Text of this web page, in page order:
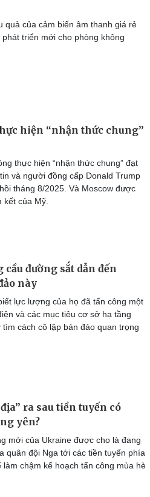
quả của cảm biến âm thanh giá rẻ
triển mới cho phòng không
hiện “nhận thức chung”
thực hiện “nhận thức chung” đạt
và người đồng cấp Donald Trump
tháng 8/2025. Và Moscow được
của Mỹ.
đường sắt dẫn đến
này
lực lượng của họ đã tấn công một
và các mục tiêu cơ sở hạ tầng
cách cô lập bán đảo quan trọng
ra sau tiền tuyến có
yên?
mới của Ukraine được cho là đang
quân đội Nga tới các tiền tuyến phía
chậm kế hoạch tấn công mùa hè